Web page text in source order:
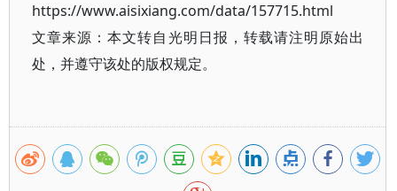
https://www.aisixiang.com/data/157715.html
文章来源：本文转自光明日报，转载请注明原始出
处，并遵守该处的版权规定。